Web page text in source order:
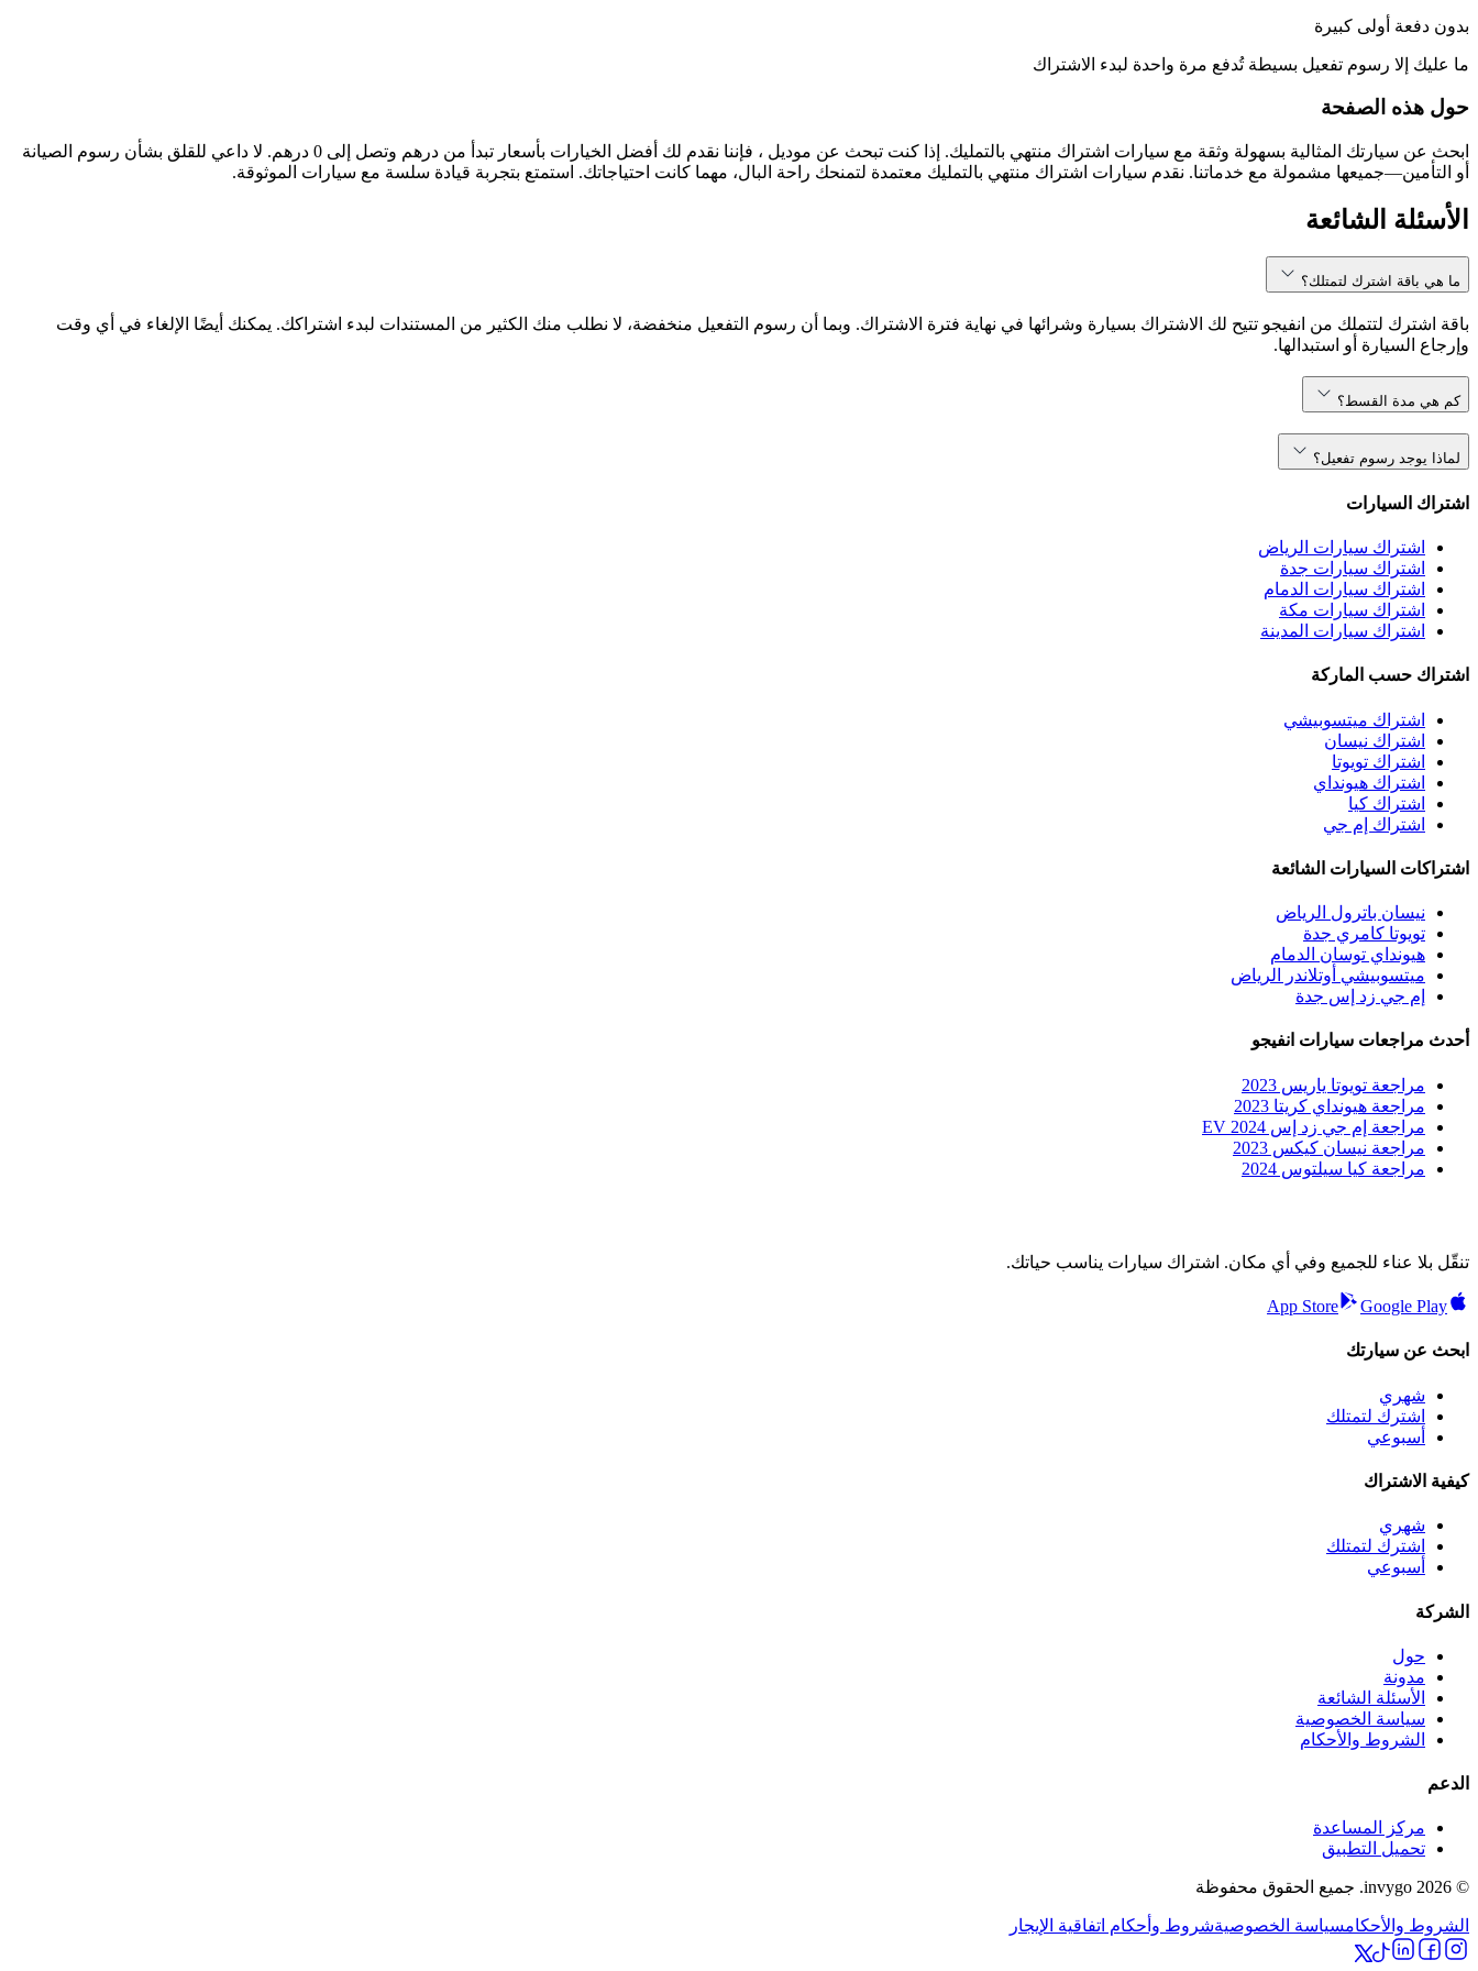
بدون دفعة أولى كبيرة
ما عليك إلا رسوم تفعيل بسيطة تُدفع مرة واحدة لبدء الاشتراك
حول هذه الصفحة
ابحث عن سيارتك المثالية بسهولة وثقة مع سيارات اشتراك منتهي بالتمليك. إذا كنت تبحث عن موديل ، فإننا نقدم لك أفضل الخيارات بأسعار تبدأ من درهم وتصل إلى 0 درهم. لا داعي للقلق بشأن رسوم الصيانة
أو التأمين—جميعها مشمولة مع خدماتنا. نقدم سيارات اشتراك منتهي بالتمليك معتمدة لتمنحك راحة البال، مهما كانت احتياجاتك. استمتع بتجربة قيادة سلسة مع سيارات الموثوقة.
الأسئلة الشائعة
ما هي باقة اشترك لتمتلك؟
باقة اشترك لتتملك من انفيجو تتيح لك الاشتراك بسيارة وشرائها في نهاية فترة الاشتراك. وبما أن رسوم التفعيل منخفضة، لا نطلب منك الكثير من المستندات لبدء اشتراكك. يمكنك أيضًا الإلغاء في أي وقت
وإرجاع السيارة أو استبدالها.
كم هي مدة القسط؟
لماذا يوجد رسوم تفعيل؟
اشتراك السيارات
اشتراك سيارات الرياض
اشتراك سيارات جدة
اشتراك سيارات الدمام
اشتراك سيارات مكة
اشتراك سيارات المدينة
اشتراك حسب الماركة
اشتراك ميتسوبيشي
اشتراك نيسان
اشتراك تويوتا
اشتراك هيونداي
اشتراك كيا
اشتراك إم جي
اشتراكات السيارات الشائعة
نيسان باترول الرياض
تويوتا كامري جدة
هيونداي توسان الدمام
ميتسوبيشي أوتلاندر الرياض
إم جي زد إس جدة
أحدث مراجعات سيارات انفيجو
مراجعة تويوتا ياريس 2023
مراجعة هيونداي كريتا 2023
مراجعة إم جي زد إس EV 2024
مراجعة نيسان كيكس 2023
مراجعة كيا سيلتوس 2024
تنقّل بلا عناء للجميع وفي أي مكان. اشتراك سيارات يناسب حياتك.
App Store Google Play
ابحث عن سيارتك
شهري
اشترك لتمتلك
أسبوعي
كيفية الاشتراك
شهري
اشترك لتمتلك
أسبوعي
الشركة
حول
مدونة
الأسئلة الشائعة
سياسة الخصوصية
الشروط والأحكام
الدعم
مركز المساعدة
تحميل التطبيق
© 2026 invygo. جميع الحقوق محفوظة
الشروط والأحكامسياسة الخصوصيةشروط وأحكام اتفاقية الإيجار